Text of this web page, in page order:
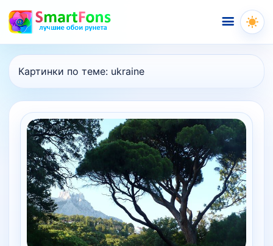
Меню
Картинки по теме: ukraine